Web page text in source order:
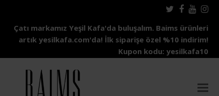
Twitter
Çatı markamız Yeşil Kafa'da buluşalım. Baims ürünleri
artık yesilkafa.com'da! İlk siparişe özel %10 indirim!
Kupon kodu: yesilkafa10